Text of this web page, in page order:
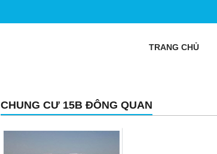
TRANG CHỦ
CHUNG CƯ 15B ĐÔNG QUAN